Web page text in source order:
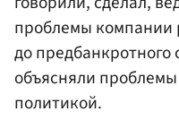
проблемы компании
до предбанкротного
объясняли
политикой.